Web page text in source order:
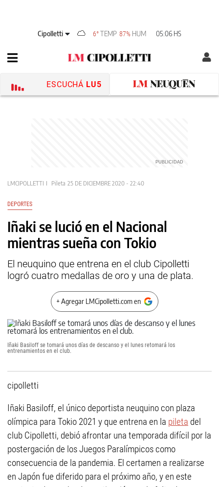
Cipolletti 6° TEMP 87% HUM 05:06 HS
ESCUCHÁ LU5
LMCIPOLLETTI Pileta 25 DE DICIEMBRE 2020 - 22:40
DEPORTES
Iñaki se lució en el Nacional
mientras sueña con Tokio
El neuquino que entrena en el club Cipolletti
logró cuatro medallas de oro y una de plata.
+ Agregar LMCipolletti.com en
Iñaki Basiloff se tomará unos días de descanso y el lunes retomará los
entrenamientos en el club.
cipolletti
Iñaki Basiloff, el único deportista neuquino con plaza
olímpica para Tokio 2021 y que entrena en la pileta del
club Cipolletti, debió afrontar una temporada difícil por la
postergación de los Juegos Paralímpicos como
consecuencia de la pandemia. El certamen a realizarse
en Japón fue diferido para el próximo año, y en este